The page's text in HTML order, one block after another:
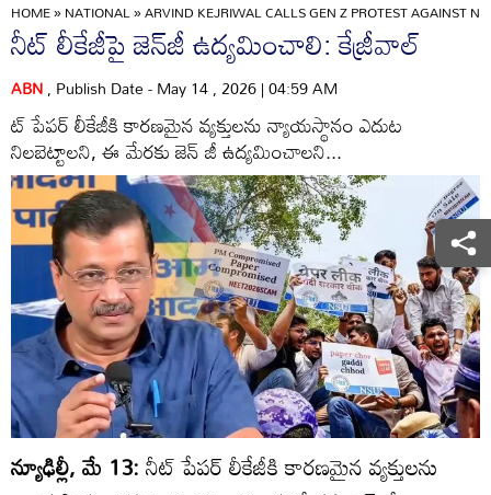
HOME»NATIONAL»ARVIND KEJRIWAL CALLS GEN Z PROTEST AGAINST
నీట్‌ లీకేజీపై జెన్‌జీ ఉద్యమించాలి: కేజ్రీవాల్‌
ABN, Publish Date - May 14 , 2026 | 04:59 AM
ట్‌ పేపర్‌ లీకేజీకి కారణమైన వ్యక్తులను న్యాయస్థానం ఎదుట
నిలబెట్టాలని, ఈ మేరకు జెన్‌ జీ ఉద్యమించాలని...
న్యూఢిల్లీ, మే 13:నీట్‌ పేపర్‌ లీకేజీకి కారణమైన వ్యక్తులను